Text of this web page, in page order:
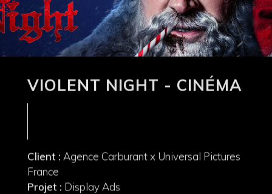
VIOLENT NIGHT - CINÉMA
Client : Agence Carburant x Universal Pictures
France
Projet : Display Ads